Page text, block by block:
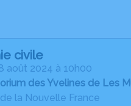
civile
août 2024 à 10h00
des Yvelines de Les
la Nouvelle France